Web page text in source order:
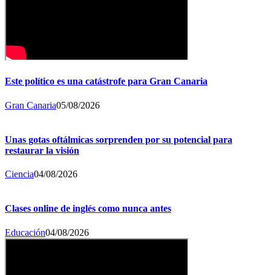
Este político es una catástrofe para Gran Canaria
Gran Canaria05/08/2026
Unas gotas oftálmicas sorprenden por su potencial para
restaurar la visión
Ciencia04/08/2026
Clases online de inglés como nunca antes
Educación04/08/2026